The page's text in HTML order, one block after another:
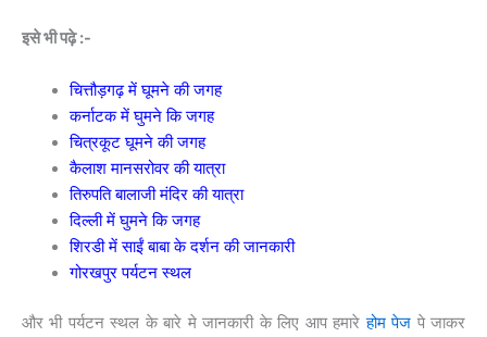
इसे भी पढ़े :-
चित्तौड़गढ़ में घूमने की जगह
कर्नाटक में घुमने कि जगह
चित्रकूट घूमने की जगह
कैलाश मानसरोवर की यात्रा
तिरुपति बालाजी मंदिर की यात्रा
दिल्ली में घुमने कि जगह
शिरडी में साईं बाबा के दर्शन की जानकारी
गोरखपुर पर्यटन स्थल
और भी पर्यटन स्थल के बारे मे जानकारी के लिए आप हमारेहोम पेज पे जाकर